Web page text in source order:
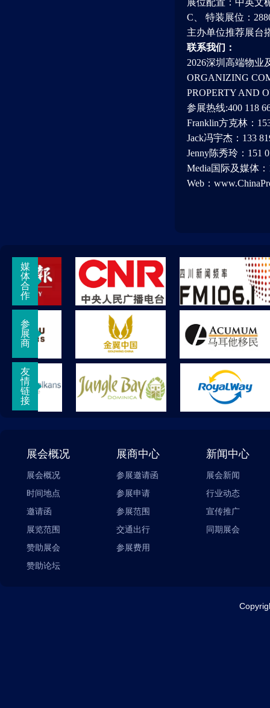
展位配置：中英文
C、 特装展位：
主办单位推荐展台
联系我们：
2026深圳高端物业
ORGANIZING
PROPERTY AND
参展热线:400 118
Franklin方克林：
Jack冯宇杰：133
Jenny陈秀玲：151
Media国际及媒体
Web：
媒
体
合
作
参
展
商
友
情
链
接
展会概况
展会概况
时间地点
邀请函
展览范围
赞助展会
赞助论坛
展商中心
参展邀请函
参展申请
参展范围
交通出行
参展费用
新闻中心
展会新闻
行业动态
宣传推广
同期展会